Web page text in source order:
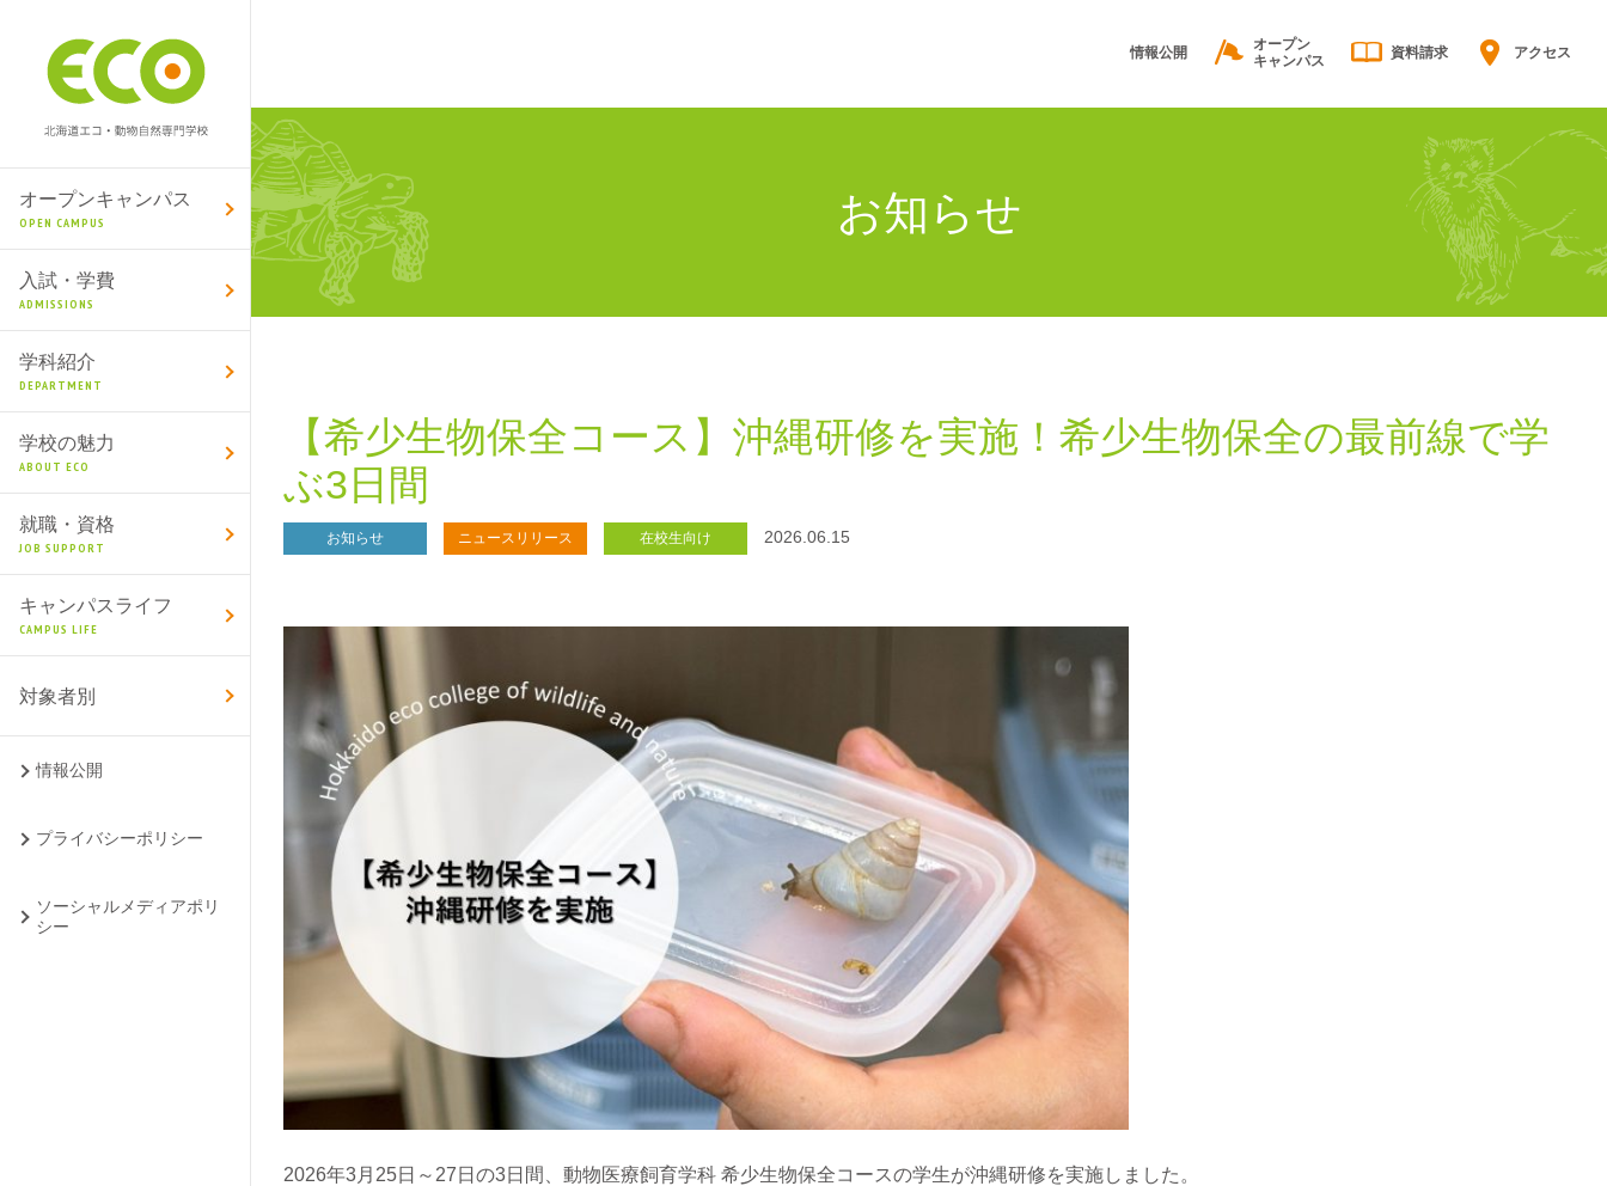
オープンキャンパス
OPEN CAMPUS
入試・学費
ADMISSIONS
学科紹介
DEPARTMENT
学校の魅力
ABOUT ECO
就職・資格
JOB SUPPORT
キャンパスライフ
CAMPUS LIFE
対象者別
情報公開
プライバシーポリシー
ソーシャルメディアポリ
シー
情報公開
オープン
キャンパス
資料請求 アクセス
お知らせ
【希少生物保全コース】沖縄研修を実施！希少生物保全の最前線で学
ぶ3日間
お知らせ ニュースリリース 在校生向け 2026.06.15
2026年3月25日～27日の3日間、動物医療飼育学科 希少生物保全コースの学生が沖縄研修を実施しました。